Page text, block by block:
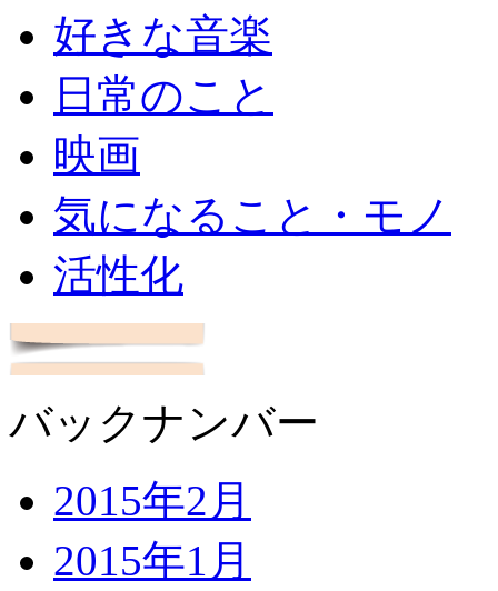
好きな音楽
日常のこと
映画
気になること・モノ
活性化
バックナンバー
2015年2月
2015年1月